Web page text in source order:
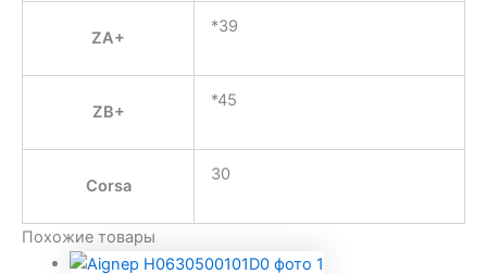
ZA+
*39
ZB+
*45
Corsa
30
Похожие товары